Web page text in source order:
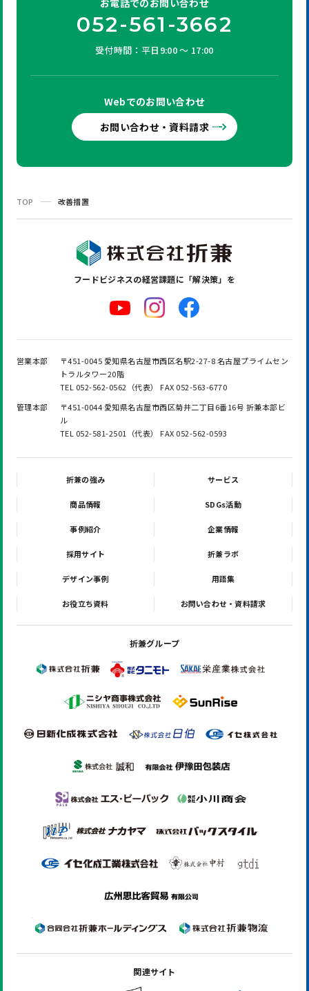
お電話でのお問い合わせ
052-561-3662
受付時間：平日9:00 ～ 17:00
Webでのお問い合わせ
お問い合わせ・資料請求
TOP 改善措置
フードビジネスの経営課題に「解決策」を
営業本部
〒451-0045 愛知県名古屋市西区名駅2-27-8 名古屋プライムセン
トラルタワー20階
TEL 052-562-0562（代表） FAX 052-563-6770
管理本部
〒451-0044 愛知県名古屋市西区菊井二丁目6番16号 折兼本部ビ
ル
TEL 052-581-2501（代表） FAX 052-562-0593
折兼の強み サービス
商品情報 SDGs活動
事例紹介 企業情報
採用サイト 折兼ラボ
デザイン事例 用語集
お役立ち資料 お問い合わせ・資料請求
折兼グループ
関連サイト